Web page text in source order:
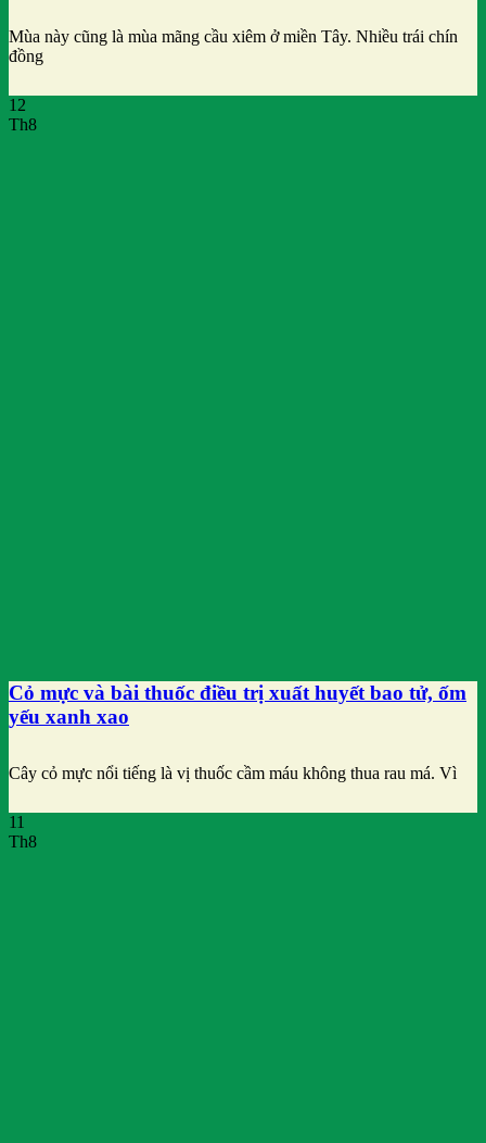
Mùa này cũng là mùa mãng cầu xiêm ở miền Tây. Nhiều trái chín
đồng
12
Th8
Cỏ mực và bài thuốc điều trị xuất huyết bao tử, ốm
yếu xanh xao
Cây cỏ mực nổi tiếng là vị thuốc cầm máu không thua rau má. Vì
11
Th8